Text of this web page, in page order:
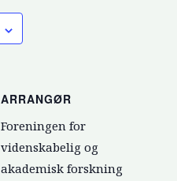
ARRANGØR
Foreningen for
videnskabelig og
akademisk forskning